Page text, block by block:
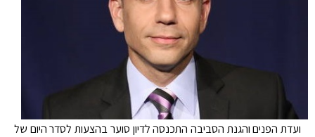
ועדת הפנים והגנת הסביבה התכנסה לדיון סוער בהצעות לסדר היום של